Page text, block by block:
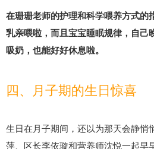
在珊珊老师的护理和科学喂养方式的
乳亲喂啦，而且宝宝睡眠规律，自己
吸奶，也能好好休息啦。
四、月子期的生日惊喜
生日在月子期间，还以为那天会静悄
萍、区长李依璇和营养师沈悦一起早